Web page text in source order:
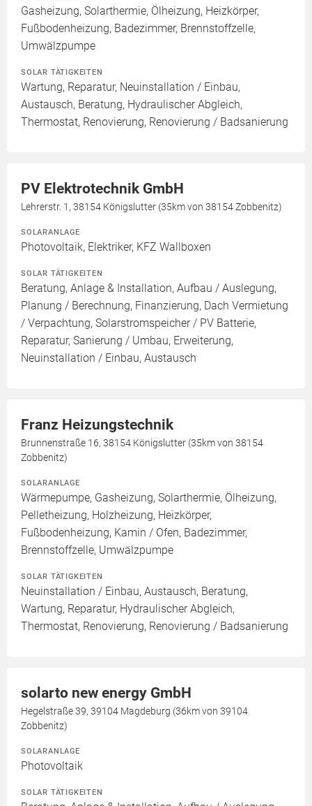
Gasheizung, Solarthermie, Ölheizung, Heizkörper,
Fußbodenheizung, Badezimmer, Brennstoffzelle,
Umwälzpumpe
SOLAR TÄTIGKEITEN
Wartung, Reparatur, Neuinstallation / Einbau,
Austausch, Beratung, Hydraulischer Abgleich,
Thermostat, Renovierung, Renovierung / Badsanierung
PV Elektrotechnik GmbH
Lehrerstr. 1, 38154 Königslutter (35km von 38154 Zobbenitz)
SOLARANLAGE
Photovoltaik, Elektriker, KFZ Wallboxen
SOLAR TÄTIGKEITEN
Beratung, Anlage & Installation, Aufbau / Auslegung,
Planung / Berechnung, Finanzierung, Dach Vermietung
/ Verpachtung, Solarstromspeicher / PV Batterie,
Reparatur, Sanierung / Umbau, Erweiterung,
Neuinstallation / Einbau, Austausch
Franz Heizungstechnik
Brunnenstraße 16, 38154 Königslutter (35km von 38154
Zobbenitz)
SOLARANLAGE
Wärmepumpe, Gasheizung, Solarthermie, Ölheizung,
Pelletheizung, Holzheizung, Heizkörper,
Fußbodenheizung, Kamin / Ofen, Badezimmer,
Brennstoffzelle, Umwälzpumpe
SOLAR TÄTIGKEITEN
Neuinstallation / Einbau, Austausch, Beratung,
Wartung, Reparatur, Hydraulischer Abgleich,
Thermostat, Renovierung, Renovierung / Badsanierung
solarto new energy GmbH
Hegelstraße 39, 39104 Magdeburg (36km von 39104
Zobbenitz)
SOLARANLAGE
Photovoltaik
SOLAR TÄTIGKEITEN